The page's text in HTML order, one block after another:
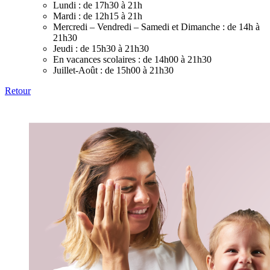
Lundi : de 17h30 à 21h
Mardi : de 12h15 à 21h
Mercredi – Vendredi – Samedi et Dimanche : de 14h à
21h30
Jeudi : de 15h30 à 21h30
En vacances scolaires : de 14h00 à 21h30
Juillet-Août : de 15h00 à 21h30
Retour